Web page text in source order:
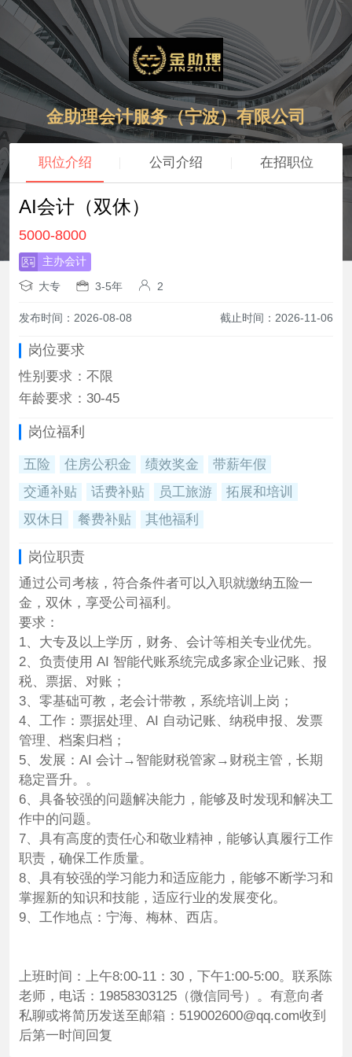
金助理会计服务（宁波）有限公司
职位介绍 公司介绍 在招职位
AI会计（双休）
5000-8000
主办会计
大专 3-5年 2
发布时间：2026-08-08 截止时间：2026-11-06
岗位要求
性别要求 ： 不限
年龄要求 ： 30-45
岗位福利
五险 住房公积金 绩效奖金
带薪年假
交通补贴
话费补贴 员工旅游
拓展和培训
双休日
餐费补贴 其他福利
岗位职责
通过公司考核，符合条件者可以入职就缴纳五险一
金，双休，享受公司福利。
要求：
1、大专及以上学历，财务、会计等相关专业优先。
2、负责使用 AI 智能代账系统完成多家企业记账、报
税、票据、对账；
3、零基础可教，老会计带教，系统培训上岗；
4、工作：票据处理、AI 自动记账、纳税申报、发票
管理、档案归档；
5、发展：AI 会计→智能财税管家→财税主管，长期
稳定晋升。。
6、具备较强的问题解决能力，能够及时发现和解决工
作中的问题。
7、具有高度的责任心和敬业精神，能够认真履行工作
职责，确保工作质量。
8、具有较强的学习能力和适应能力，能够不断学习和
掌握新的知识和技能，适应行业的发展变化。
9、工作地点：宁海、梅林、西店。
上班时间：上午8:00-11：30，下午1:00-5:00。联系陈
老师，电话：19858303125（微信同号）。有意向者
私聊或将简历发送至邮箱：519002600@qq.com收到
后第一时间回复